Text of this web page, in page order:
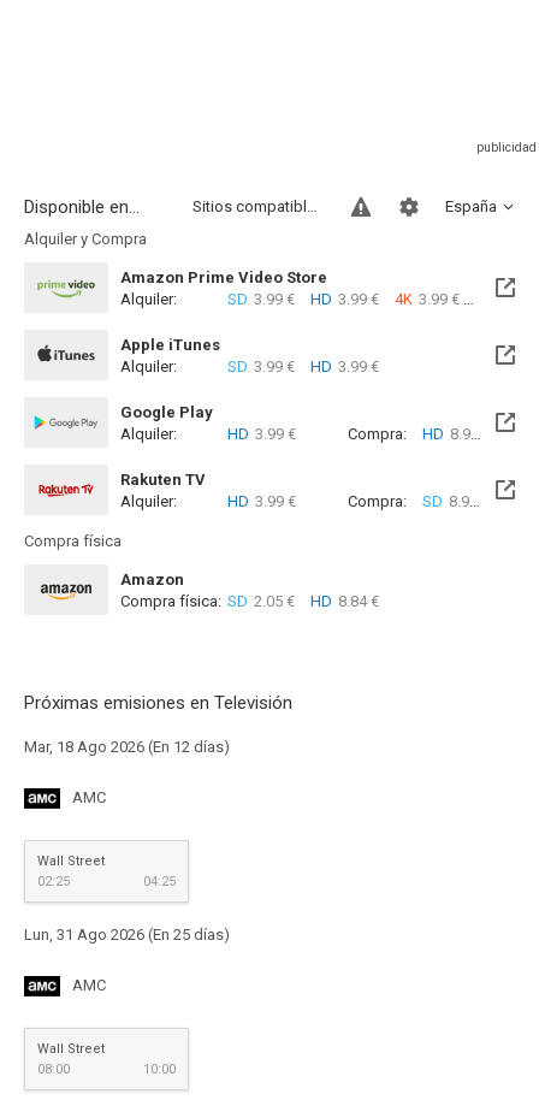
Disponible en... España
Sitios compatibles
Alquiler y Compra
Amazon Prime Video Store
Alquiler:
SD 3.99 € HD 3.99 € 4K 3.99 €
Apple iTunes
Alquiler:
SD 3.99 € HD 3.99 €
Google Play
Alquiler:
HD 3.99 € Compra: HD 8.99 €
Rakuten TV
Alquiler:
HD 3.99 € Compra: SD 8.99 € HD
Compra física
Amazon
Compra física: SD 2.05 € HD 8.84 €
Próximas emisiones en Televisión
Mar, 18 Ago 2026 (En 12 días)
AMC
Wall Street
02:25
04:25
Lun, 31 Ago 2026 (En 25 días)
AMC
Wall Street
08:00
10:00